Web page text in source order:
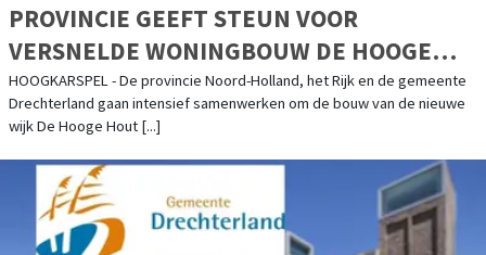
PROVINCIE GEEFT STEUN VOOR
VERSNELDE WONINGBOUW DE HOOGE
HOUT
HOOGKARSPEL - De provincie Noord-Holland, het Rijk en de gemeente
Drechterland gaan intensief samenwerken om de bouw van de nieuwe
wijk De Hooge Hout [...]